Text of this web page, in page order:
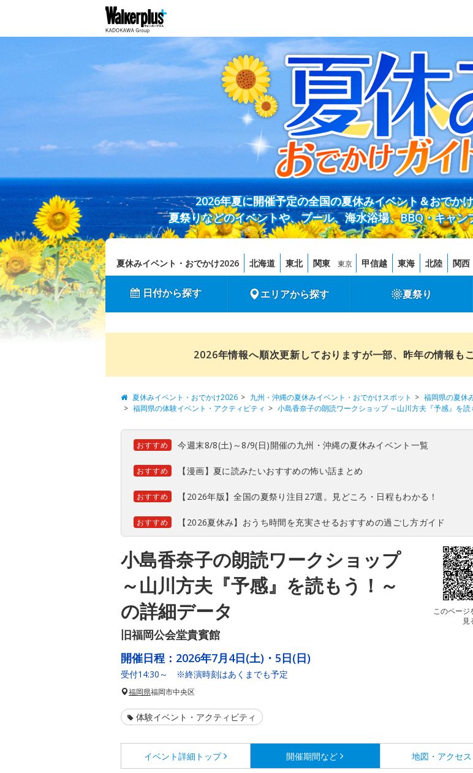
2026年夏に開催予定の全国の夏休みイベント＆おでか
夏祭りなどのイベントや、プール、海水浴場、BBQ・キャ
夏休みイベント・おでかけ2026 北海道 東北 関東 東京 甲信越 東海 北陸 関西
日付から探す エリアから探す 夏祭り
2026年情報へ順次更新しておりますが一部、昨年の情報も
夏休みイベント・おでかけ2026 九州・沖縄の夏休みイベント・おでかけスポット
福岡県の夏休
福岡県の体験イベント・アクティビティ
小島香奈子の朗読ワークショップ ～山川方夫『予感』を読
おすすめ 今週末8/8(土)～8/9(日)開催の九州・沖縄の夏休みイベント一覧
おすすめ 【漫画】夏に読みたいおすすめの怖い話まとめ
おすすめ 【2026年版】全国の夏祭り注目27選。見どころ・日程もわかる！
おすすめ 【2026夏休み】おうち時間を充実させるおすすめの過ごし方ガイド
小島香奈子の朗読ワークショップ
～山川方夫『予感』を読もう！～
の詳細データ
旧福岡公会堂貴賓館
このページ
見
開催日程： 2026年7月4日(土)・5日(日)
受付14:30～ ※終演時刻はあくまでも予定
福岡県福岡市中央区
体験イベント・アクティビティ
イベント詳細 トップ 開催期間など 地図・アクセス